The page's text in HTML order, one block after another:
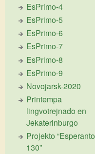
EsPrimo-4
EsPrimo-5
EsPrimo-6
EsPrimo-7
EsPrimo-8
EsPrimo-9
Novojarsk-2020
Printempa
lingvotrejnado en
Jekaterinburgo
Projekto “Esperanto
130”